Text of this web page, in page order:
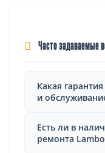
Часто задаваемые
Какая
и
Есть ли в
ремонта